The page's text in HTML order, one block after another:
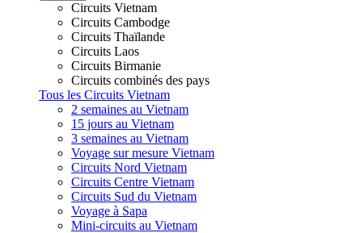
Circuits Vietnam
Circuits Cambodge
Circuits Thaïlande
Circuits Laos
Circuits Birmanie
Circuits combinés des pays
Tous les Circuits Vietnam
2 semaines au Vietnam
15 jours au Vietnam
3 semaines au Vietnam
Voyage sur mesure Vietnam
Circuits Nord Vietnam
Circuits Centre Vietnam
Circuits Sud du Vietnam
Voyage à Sapa
Mini-circuits au Vietnam